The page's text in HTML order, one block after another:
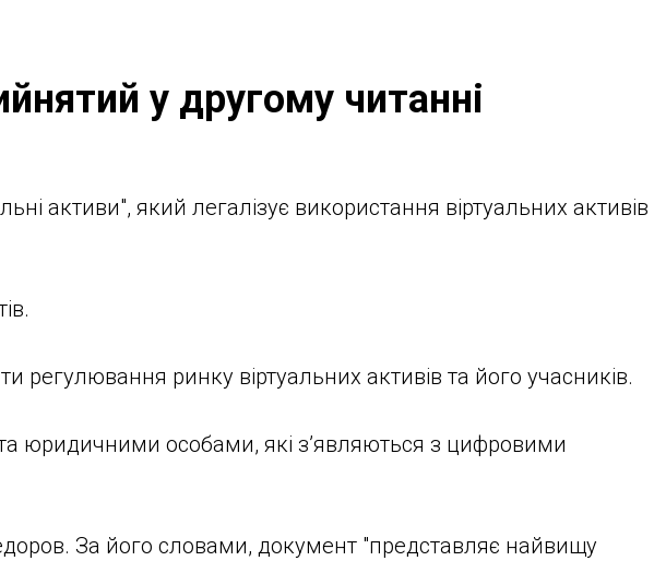
у другому читанні
активи", який легалізує використання віртуальних активів
регулювання ринку віртуальних активів та його учасників.
юридичними особами, які з’являються з цифровими
За його словами, документ "представляє найвищу